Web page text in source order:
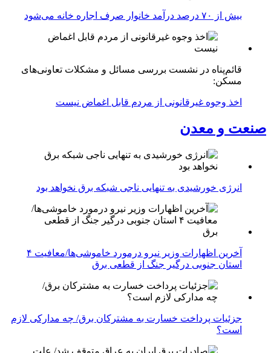
بیش از ۷۰ درصد درآمد خانوار صرف اجاره خانه می‌شود
قائم‌پناه در نشست بررسی مسائل و مشکلات تعاونی‌های
مسکن:
اخذ وجوه غیرقانونی از مردم قابل اغماض نیست
صنعت و معدن
انرژی خورشیدی به تنهایی ناجی شبکه برق نخواهد بود
آخرین اظهارات وزیر نیرو درمورد خاموشی‌ها/معافیت ۴
استان جنوبی درگیر جنگ از قطعی برق
جزئیات پرداخت خسارت به مشترکان برق/ چه مدارکی لازم
است؟